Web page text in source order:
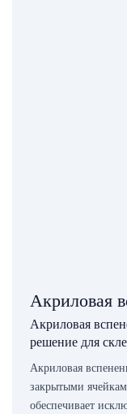
Акриловая
Акриловая
решение для
Акриловая
закрытыми
обеспечивает